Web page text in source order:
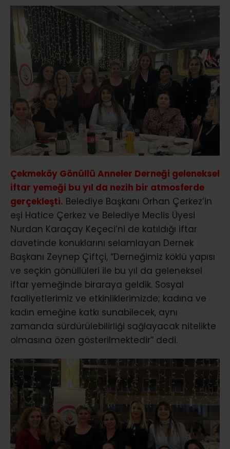
Çekmeköy Gönüllü Anneler Derneği geleneksel
iftar yemeği bu yıl da nezih bir atmosferde
gerçekleşti. Belediye Başkanı Orhan Çerkez’in
eşi Hatice Çerkez ve Belediye Meclis Üyesi
Nurdan Karaçay Keçeci’ni de katıldığı iftar
davetinde konuklarını selamlayan Dernek
Başkanı Zeynep Çiftçi, “Derneğimiz köklü yapısı
ve seçkin gönüllüleri ile bu yıl da geleneksel
iftar yemeğinde biraraya geldik. Sosyal
faaliyetlerimiz ve etkinliklerimizde; kadına ve
kadın emeğine katkı sunabilecek, aynı
zamanda sürdürülebilirliği sağlayacak nitelikte
olmasına özen gösterilmektedir” dedi.